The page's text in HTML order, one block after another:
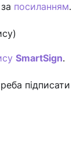
посиланням.
SmartSign.